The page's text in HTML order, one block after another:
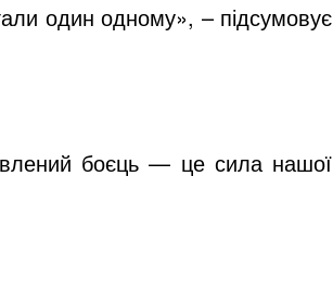
один одному», – підсумовує
боєць — це сила нашої